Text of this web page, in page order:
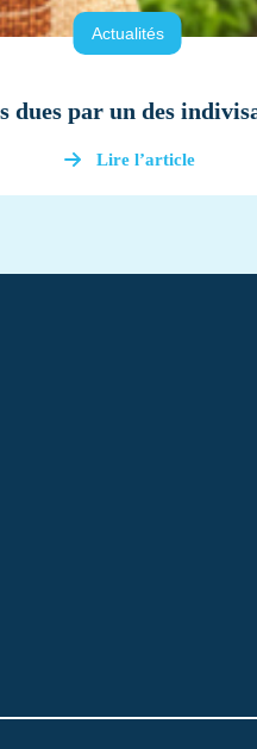
Actualités
dues par un des
Lire l’article